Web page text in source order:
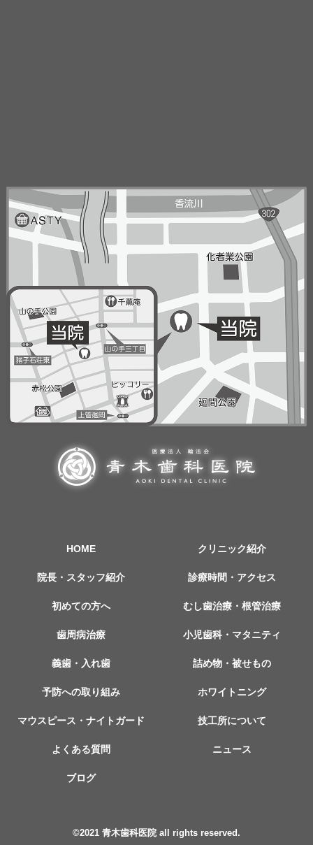
HOME クリニック紹介
院長・スタッフ紹介 診療時間・アクセス
初めての方へ むし歯治療・根管治療
歯周病治療 小児歯科・マタニティ
義歯・入れ歯 詰め物・被せもの
予防への取り組み ホワイトニング
マウスピース・ナイトガード 技工所について
よくある質問 ニュース
ブログ
©︎2021 青木歯科医院 all rights reserved.